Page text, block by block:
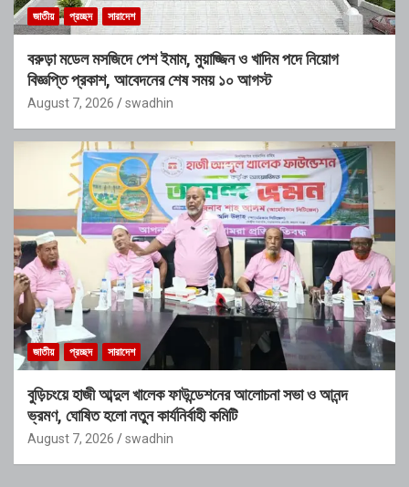
জাতীয় প্রচ্ছদ সারাদেশ
বরুড়া মডেল মসজিদে পেশ ইমাম, মুয়াজ্জিন ও খাদিম পদে নিয়োগ
বিজ্ঞপ্তি প্রকাশ, আবেদনের শেষ সময় ১০ আগস্ট
August 7, 2026 swadhin
জাতীয় প্রচ্ছদ সারাদেশ
বুড়িচংয়ে হাজী আব্দুল খালেক ফাউন্ডেশনের আলোচনা সভা ও আনন্দ
ভ্রমণ, ঘোষিত হলো নতুন কার্যনির্বাহী কমিটি
August 7, 2026 swadhin